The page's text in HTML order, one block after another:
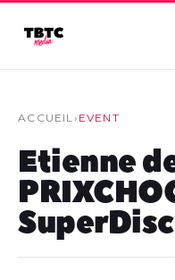
ACCUEIL› EVENT
Etienne